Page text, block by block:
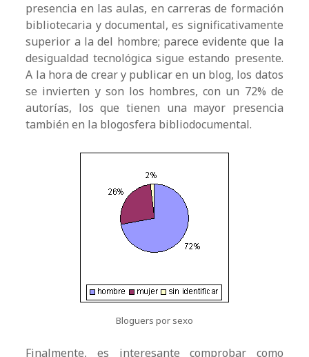
presencia en las aulas, en carreras de formación
bibliotecaria y documental, es significativamente
superior a la del hombre; parece evidente que la
desigualdad tecnológica sigue estando presente.
A la hora de crear y publicar en un blog, los datos
se invierten y son los hombres, con un 72% de
autorías, los que tienen una mayor presencia
también en la blogosfera bibliodocumental.
Bloguers por sexo
Finalmente, es interesante comprobar como